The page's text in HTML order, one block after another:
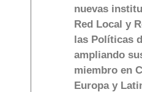
nuevas
Red Local y
las Políticas
ampliando
miembro en
Europa y